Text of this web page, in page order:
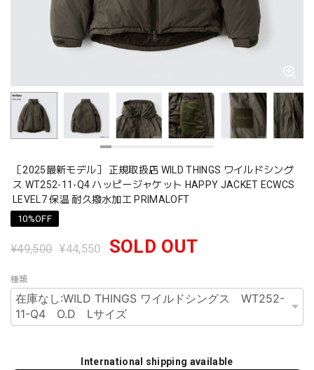
［2025最新モデル］ 正規取扱店 WILD THINGS ワイルドシング
ス WT252-11-Q4 ハッピージャケット HAPPY JACKET ECWCS
LEVEL7 保温 耐久撥水加工 PRIMALOFT
10%OFF
¥49,500 ¥44,550 SOLD OUT
種類
International shipping available